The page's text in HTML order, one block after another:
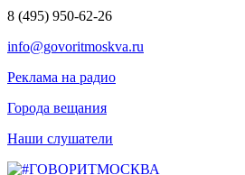
8 (495) 950-62-26
info@govoritmoskva.ru
Реклама на радио
Города вещания
Наши слушатели